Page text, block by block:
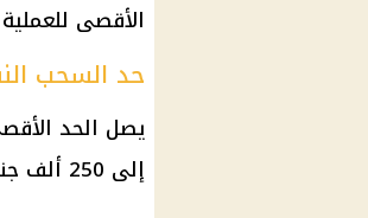
الأقصى
حد السحب
يصل الحد
إلى 250 ألف جنيه يوميًا للأفراد والشركات، وفق الضوابط المصرفية المعلنة.